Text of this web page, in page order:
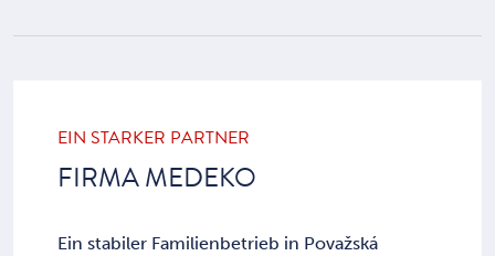
EIN STARKER PARTNER
FIRMA MEDEKO
Ein stabiler Familienbetrieb in Považská